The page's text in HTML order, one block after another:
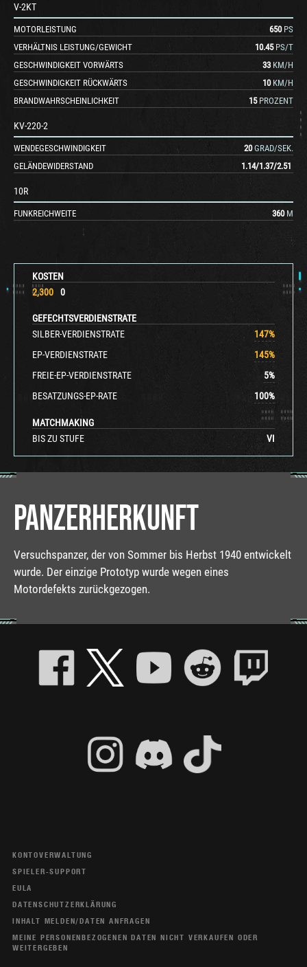
KOSTEN
2,300
0
GEFECHTSVERDIENSTRATE
SILBER-VERDIENSTRATE
147%
EP-VERDIENSTRATE
145%
FREIE-EP-VERDIENSTRATE
5%
BESATZUNGS-EP-RATE
100%
MATCHMAKING
BIS ZU STUFE
VI
V-2KT
MOTORLEISTUNG 650 PS
VERHÄLTNIS LEISTUNG/GEWICHT
10.45 PS/T
GESCHWINDIGKEIT VORWÄRTS
33 KM/H
GESCHWINDIGKEIT RÜCKWÄRTS
10 KM/H
BRANDWAHRSCHEINLICHKEIT
15 PROZENT
KV-220-2
WENDEGESCHWINDIGKEIT 20 GRAD/SEK.
GELÄNDEWIDERSTAND
1.14/1.37/2.51
10R
FUNKREICHWEITE 360 M
PANZERHERKUNFT
Versuchspanzer, der von Sommer bis Herbst 1940 entwickelt
wurde. Der einzige Prototyp wurde wegen eines
Motordefekts zurückgezogen.
KONTOVERWALTUNG
SPIELER-SUPPORT
EULA
DATENSCHUTZERKLÄRUNG
INHALT MELDEN/DATEN ANFRAGEN
MEINE PERSONENBEZOGENEN DATEN NICHT VERKAUFEN ODER
WEITERGEBEN